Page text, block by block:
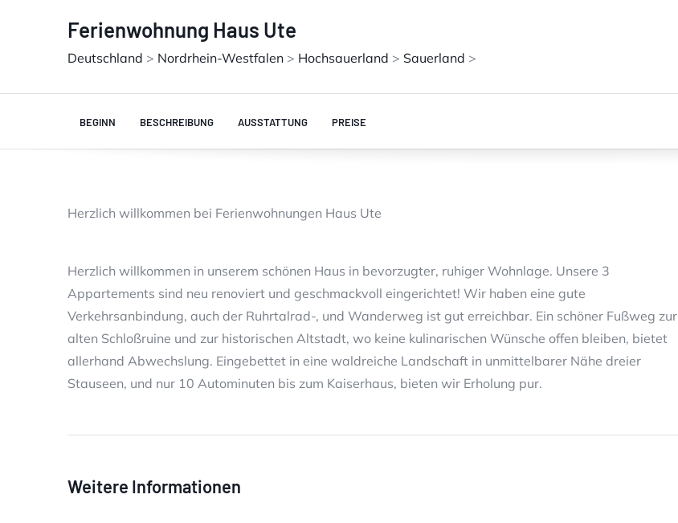
Ferienwohnung Haus Ute
Deutschland > Nordrhein-Westfalen > Hochsauerland > Sauerland >
BEGINN BESCHREIBUNG AUSSTATTUNG PREISE
Herzlich willkommen bei Ferienwohnungen Haus Ute
Herzlich willkommen in unserem schönen Haus in bevorzugter, ruhiger Wohnlage. Unsere 3
Appartements sind neu renoviert und geschmackvoll eingerichtet! Wir haben eine gute
Verkehrsanbindung, auch der Ruhrtalrad-, und Wanderweg ist gut erreichbar. Ein schöner Fußweg zur
alten Schloßruine und zur historischen Altstadt, wo keine kulinarischen Wünsche offen bleiben, bietet
allerhand Abwechslung. Eingebettet in eine waldreiche Landschaft in unmittelbarer Nähe dreier
Stauseen, und nur 10 Autominuten bis zum Kaiserhaus, bieten wir Erholung pur.
Weitere Informationen